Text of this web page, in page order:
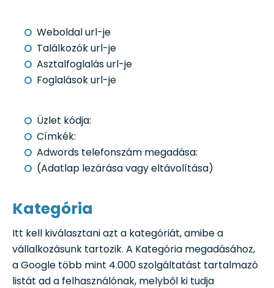
Weboldal url-je
Találkozók url-je
Asztalfoglalás url-je
Foglalások url-je
Üzlet kódja:
Címkék:
Adwords telefonszám megadása:
(Adatlap lezárása vagy eltávolítása)
Kategória
Itt kell kiválasztani azt a kategóriát, amibe a
vállalkozásunk tartozik. A Kategória megadásához,
a Google több mint 4.000 szolgáltatást tartalmazó
listát ad a felhasználónak, melyből ki tudja